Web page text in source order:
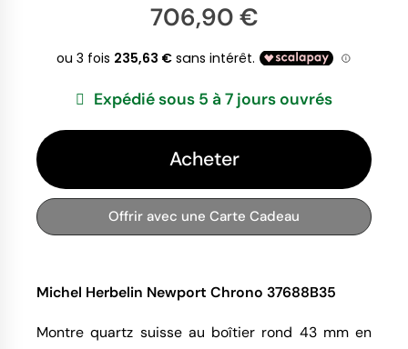
706,90 €
Expédié sous 5 à 7 jours ouvrés
Acheter
Offrir avec une Carte Cadeau
Michel Herbelin Newport Chrono 37688B35
Montre quartz suisse au boîtier rond 43 mm en